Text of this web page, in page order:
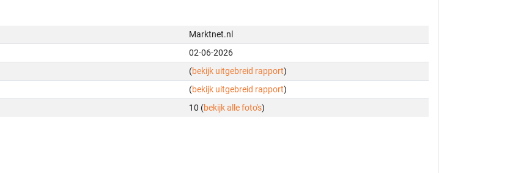
Marktnet.nl
02-06-2026
(bekijk uitgebreid rapport)
(bekijk uitgebreid rapport)
10 (bekijk alle foto's)